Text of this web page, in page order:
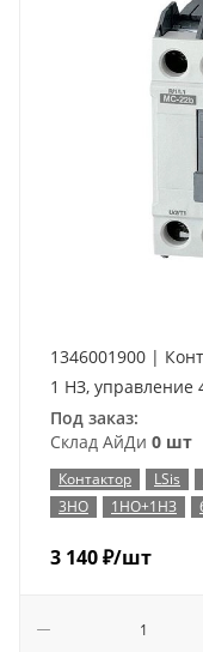
1346001900 |
1 НЗ, управление
Под заказ:
Склад АйДи 0 шт
Контактор LSis
3НО
1НО+1НЗ
3 140₽/шт